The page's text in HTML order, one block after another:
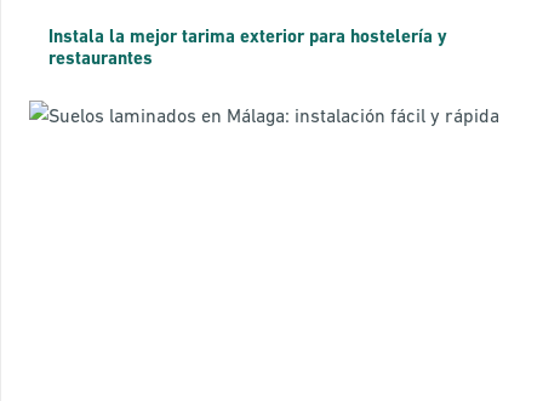
Instala la mejor tarima exterior para hostelería y
restaurantes